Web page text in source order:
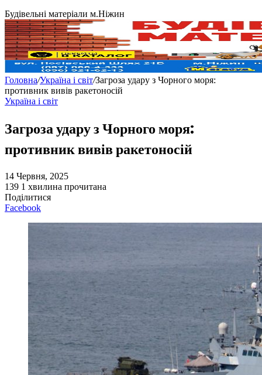
Будівельні матеріали м.Ніжин
Головна/Україна і світ/Загроза удару з Чорного моря:
противник вивів ракетоносій
Україна і світ
Загроза удару з Чорного моря:
противник вивів ракетоносій
14 Червня, 2025
139 1 хвилина прочитана
Поділитися
Facebook